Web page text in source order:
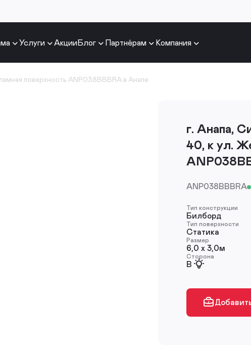
Услуги АкцииБлог Партнёрам Компания
поверхность ANP038BBBRA в Анапе
г. Анапа,
40, к ул.
ANP038BBBRA
Тип конструкции
Билборд
Тип поверхности
Статика
Размер
6,0 х 3,0м
Сторона
B